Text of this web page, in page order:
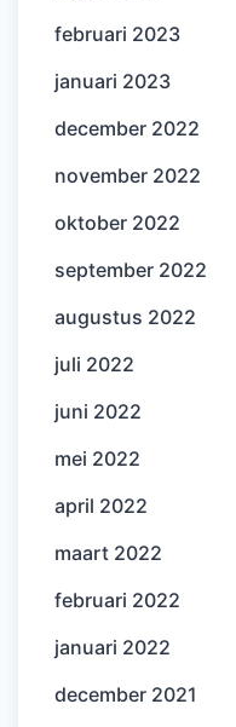
februari 2023
januari 2023
december 2022
november 2022
oktober 2022
september 2022
augustus 2022
juli 2022
juni 2022
mei 2022
april 2022
maart 2022
februari 2022
januari 2022
december 2021